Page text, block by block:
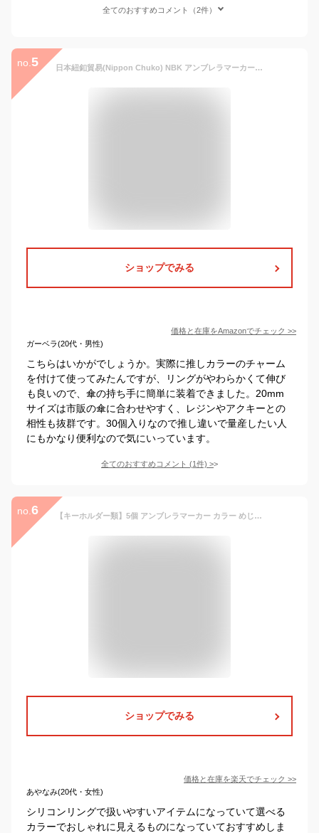
全てのおすすめコメント（2件）
no. 5 日本紐釦貿易(Nippon Chuko) NBK アンブレラマーカー 30個入 ミックス UMB-MIX
ショップでみる
価格と在庫をAmazonでチェック >>
ガーベラ(20代・男性)
こちらはいかがでしょうか。実際に推しカラーのチャーム
を付けて使ってみたんですが、リングがやわらかくて伸び
も良いので、傘の持ち手に簡単に装着できました。20mm
サイズは市販の傘に合わせやすく、レジンやアクキーとの
相性も抜群です。30個入りなので推し違いで量産したい人
にもかなり便利なので気にいっています。
全てのおすすめコメント (1件) >
no. 6 【キーホルダー類】5個 アンブレラマーカー カラー めじるしチャーム めじるしアクセサリー カラフル 推し活 パーツ カニカン付き 目印 傘マーク シリコンリング UVレジン《選べる8色》 GK
ショップでみる
価格と在庫を楽天でチェック >>
あやなみ(20代・女性)
シリコンリングで扱いやすいアイテムになっていて選べる
カラーでおしゃれに見えるものになっていておすすめしま